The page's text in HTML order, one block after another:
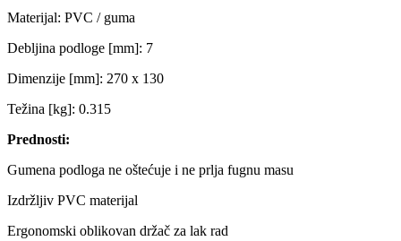
Materijal: PVC / guma
Debljina podloge [mm]: 7
Dimenzije [mm]: 270 x 130
Težina [kg]: 0.315
Prednosti:
Gumena podloga ne oštećuje i ne prlja fugnu masu
Izdržljiv PVC materijal
Ergonomski oblikovan držač za lak rad